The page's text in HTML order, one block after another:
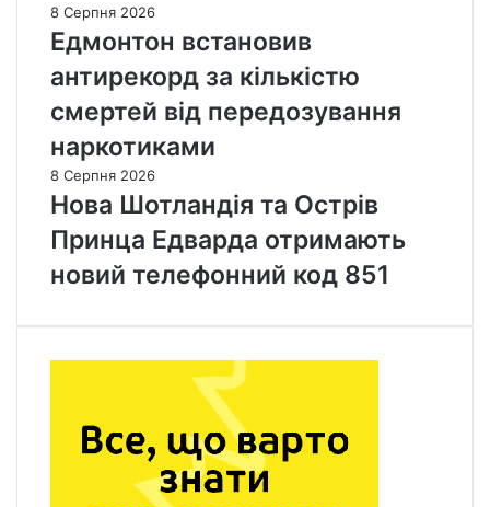
8 Серпня 2026
Едмонтон встановив
антирекорд за кількістю
смертей від передозування
наркотиками
8 Серпня 2026
Нова Шотландія та Острів
Принца Едварда отримають
новий телефонний код 851